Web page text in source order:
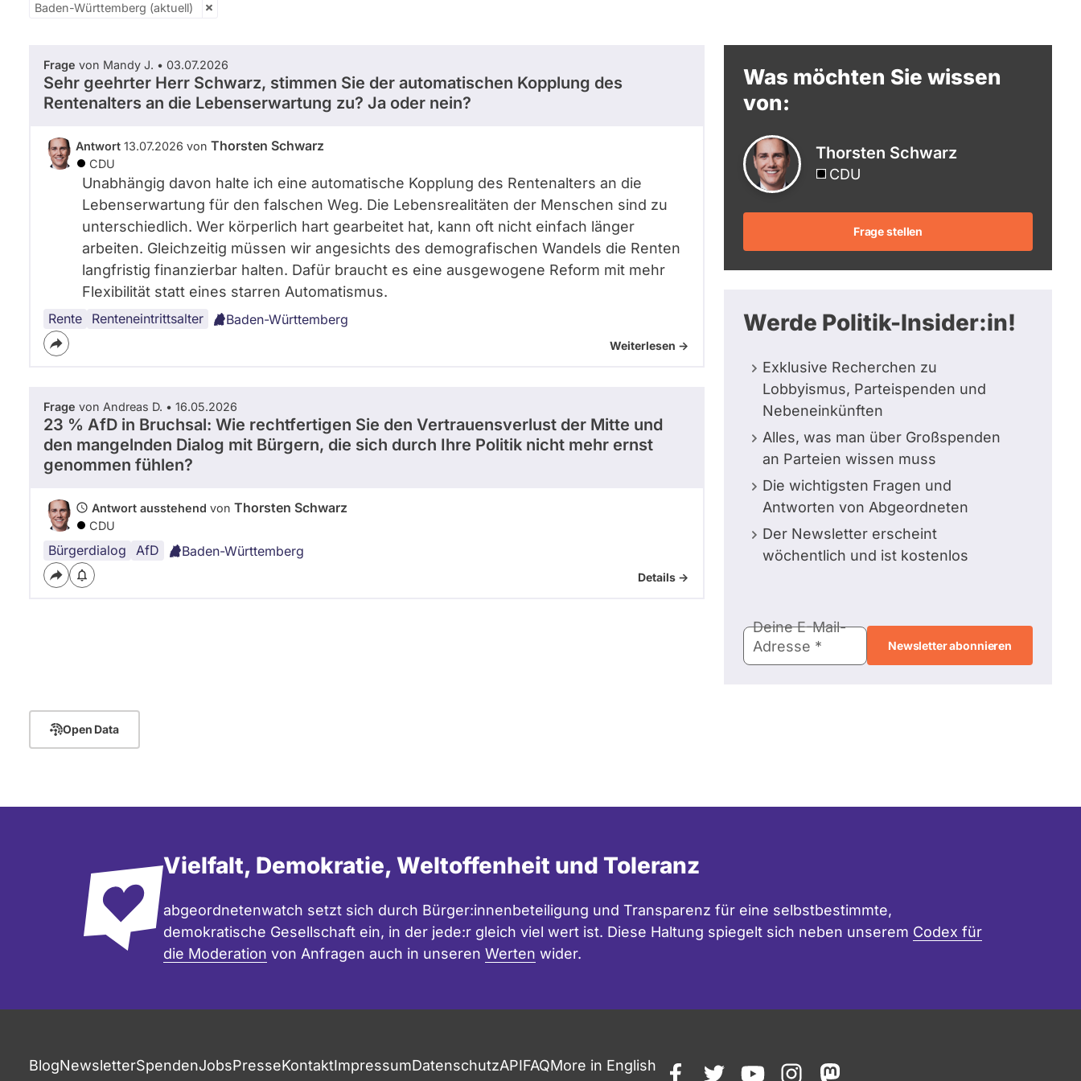
Baden-Württemberg (aktuell)
Frage von Mandy J. • 03.07.2026
Sehr geehrter Herr Schwarz, stimmen Sie der automatischen Kopplung des
Rentenalters an die Lebenserwartung zu? Ja oder nein?
Antwort 13.07.2026 von Thorsten Schwarz
CDU
Unabhängig davon halte ich eine automatische Kopplung des Rentenalters an die
Lebenserwartung für den falschen Weg. Die Lebensrealitäten der Menschen sind zu
unterschiedlich. Wer körperlich hart gearbeitet hat, kann oft nicht einfach länger
arbeiten. Gleichzeitig müssen wir angesichts des demografischen Wandels die Renten
langfristig finanzierbar halten. Dafür braucht es eine ausgewogene Reform mit mehr
Flexibilität statt eines starren Automatismus.
Rente Renteneintrittsalter
Rentenreform Baden-Württemberg
Weiterlesen ->
Frage von Andreas D. • 16.05.2026
23 % AfD in Bruchsal: Wie rechtfertigen Sie den Vertrauensverlust der Mitte und
den mangelnden Dialog mit Bürgern, die sich durch Ihre Politik nicht mehr ernst
genommen fühlen?
Antwort ausstehend von Thorsten Schwarz
CDU
Bürgerdialog AfD Baden-Württemberg
Details ->
Was möchten Sie wissen
von:
Thorsten Schwarz
CDU
Frage stellen
Werde Politik-Insider:in!
Exklusive Recherchen zu
Lobbyismus, Parteispenden und
Nebeneinkünften
Alles, was man über Großspenden
an Parteien wissen muss
Die wichtigsten Fragen und
Antworten von Abgeordneten
Der Newsletter erscheint
wöchentlich und ist kostenlos
Mail-
Adresse
Deine E-Mail-
Adresse
Open Data
Vielfalt, Demokratie, Weltoffenheit und Toleranz
abgeordnetenwatch setzt sich durch Bürger:innenbeteiligung und Transparenz für eine selbstbestimmte,
demokratische Gesellschaft ein, in der jede:r gleich viel wert ist. Diese Haltung spiegelt sich neben unserem Codex für
die Moderation von Anfragen auch in unseren Werten wider.
BlogNewsletterSpendenJobsPresseKontaktImpressumDatenschutzAPIFAQMore in English